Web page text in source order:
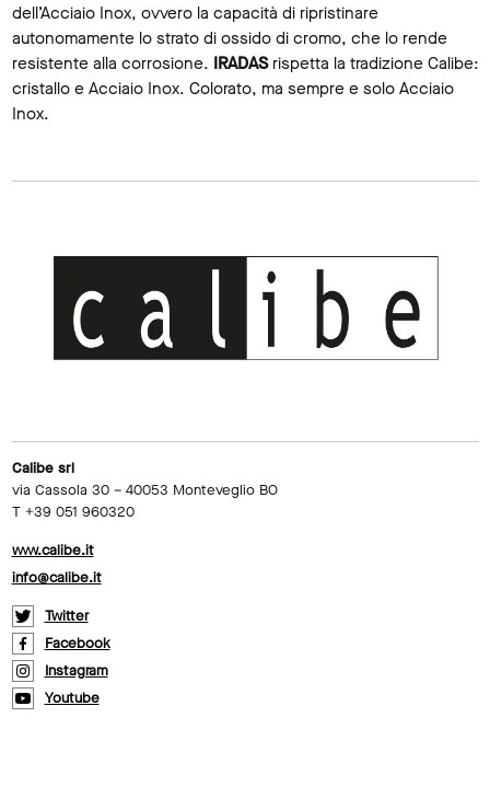
dell’Acciaio Inox, ovvero la capacità di ripristinare
autonomamente lo strato di ossido di cromo, che lo rende
resistente alla corrosione. IRADAS rispetta la tradizione Calibe:
cristallo e Acciaio Inox. Colorato, ma sempre e solo Acciaio
Inox.
Calibe srl
via Cassola 30 – 40053 Monteveglio BO
T +39 051 960320
www.calibe.it
info@calibe.it
Twitter
Facebook
Instagram
Youtube